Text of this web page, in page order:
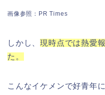
画像参照：PR Times
しかし、現時点では熱愛
た。
こんなイケメンで好青年